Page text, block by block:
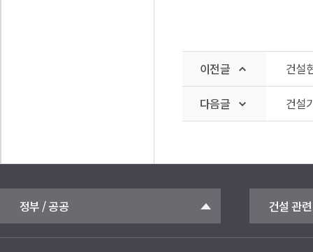
이전글 건설
다음글 건설
정부 / 공공 건설 관